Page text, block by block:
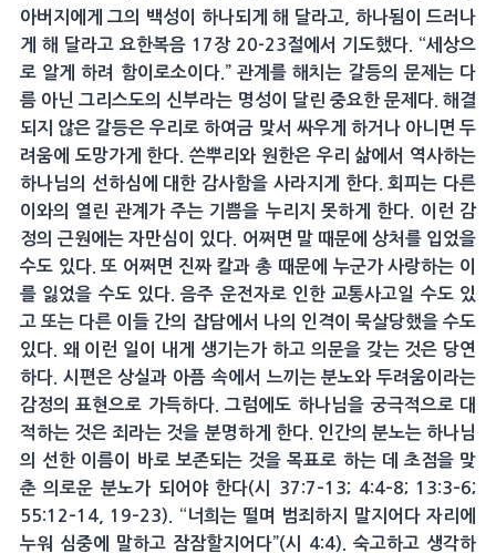
아버지에게 그의 백성이 하나되게 해 달라고, 하나됨이 드러나
게 해 달라고 요한복음 17장 20-23절에서 기도했다. “세상으
로 알게 하려 함이로소이다.” 관계를 해치는 갈등의 문제는 다
름 아닌 그리스도의 신부라는 명성이 달린 중요한 문제다. 해결
되지 않은 갈등은 우리로 하여금 맞서 싸우게 하거나 아니면 두
려움에 도망가게 한다. 쓴뿌리와 원한은 우리 삶에서 역사하는
하나님의 선하심에 대한 감사함을 사라지게 한다. 회피는 다른
이와의 열린 관계가 주는 기쁨을 누리지 못하게 한다. 이런 감
정의 근원에는 자만심이 있다. 어쩌면 말 때문에 상처를 입었을
수도 있다. 또 어쩌면 진짜 칼과 총 때문에 누군가 사랑하는 이
를 잃었을 수도 있다. 음주 운전자로 인한 교통사고일 수도 있
고 또는 다른 이들 간의 잡담에서 나의 인격이 묵살당했을 수도
있다. 왜 이런 일이 내게 생기는가 하고 의문을 갖는 것은 당연
하다. 시편은 상실과 아픔 속에서 느끼는 분노와 두려움이라는
감정의 표현으로 가득하다. 그럼에도 하나님을 궁극적으로 대
적하는 것은 죄라는 것을 분명하게 한다. 인간의 분노는 하나님
의 선한 이름이 바로 보존되는 것을 목표로 하는 데 초점을 맞
춘 의로운 분노가 되어야 한다(시 37:7–13; 4:4–8; 13:3–6;
55:12–14, 19–23). “너희는 떨며 범죄하지 말지어다 자리에
누워 심중에 말하고 잠잠할지어다”(시 4:4). 숙고하고 생각하